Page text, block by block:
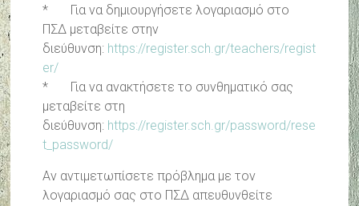
* Για να δημιουργήσετε λογαριασμό στο
ΠΣΔ μεταβείτε στην
διεύθυνση: https://register.sch.gr/teachers/regist
er/
* Για να ανακτήσετε το συνθηματικό σας
μεταβείτε στη
διεύθυνση: https://register.sch.gr/password/rese
t_password/
Αν αντιμετωπίσετε πρόβλημα με τον
λογαριασμό σας στο ΠΣΔ απευθυνθείτε